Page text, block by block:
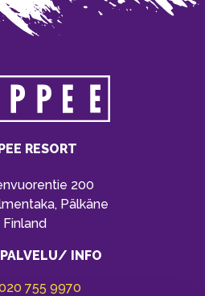
RESORT
200
Pälkäne
Finland
INFO
755 9970